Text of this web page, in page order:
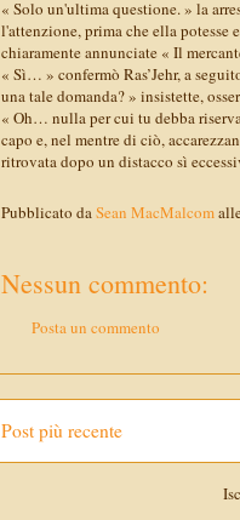
« Solo un'ultima questione. » la
l'attenzione, prima che ella potesse
chiaramente annunciate « Il
« Sì… » confermò Ras’Jehr, a
una tale domanda? » insistette,
« Oh… nulla per cui tu debba
capo e, nel mentre di ciò,
ritrovata dopo un distacco sì
Pubblicato daSean MacMalcomalle
Nessun commento:
Posta un commento
Post più recente